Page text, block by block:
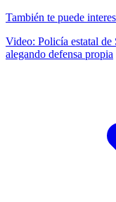
También te puede
Video: Policía estatal
alegando defensa propia